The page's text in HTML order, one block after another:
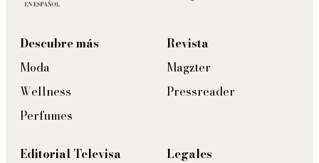
Descubre más
Moda
Wellness
Perfumes
Revista
Magzter
Pressreader
Editorial Televisa
Legales